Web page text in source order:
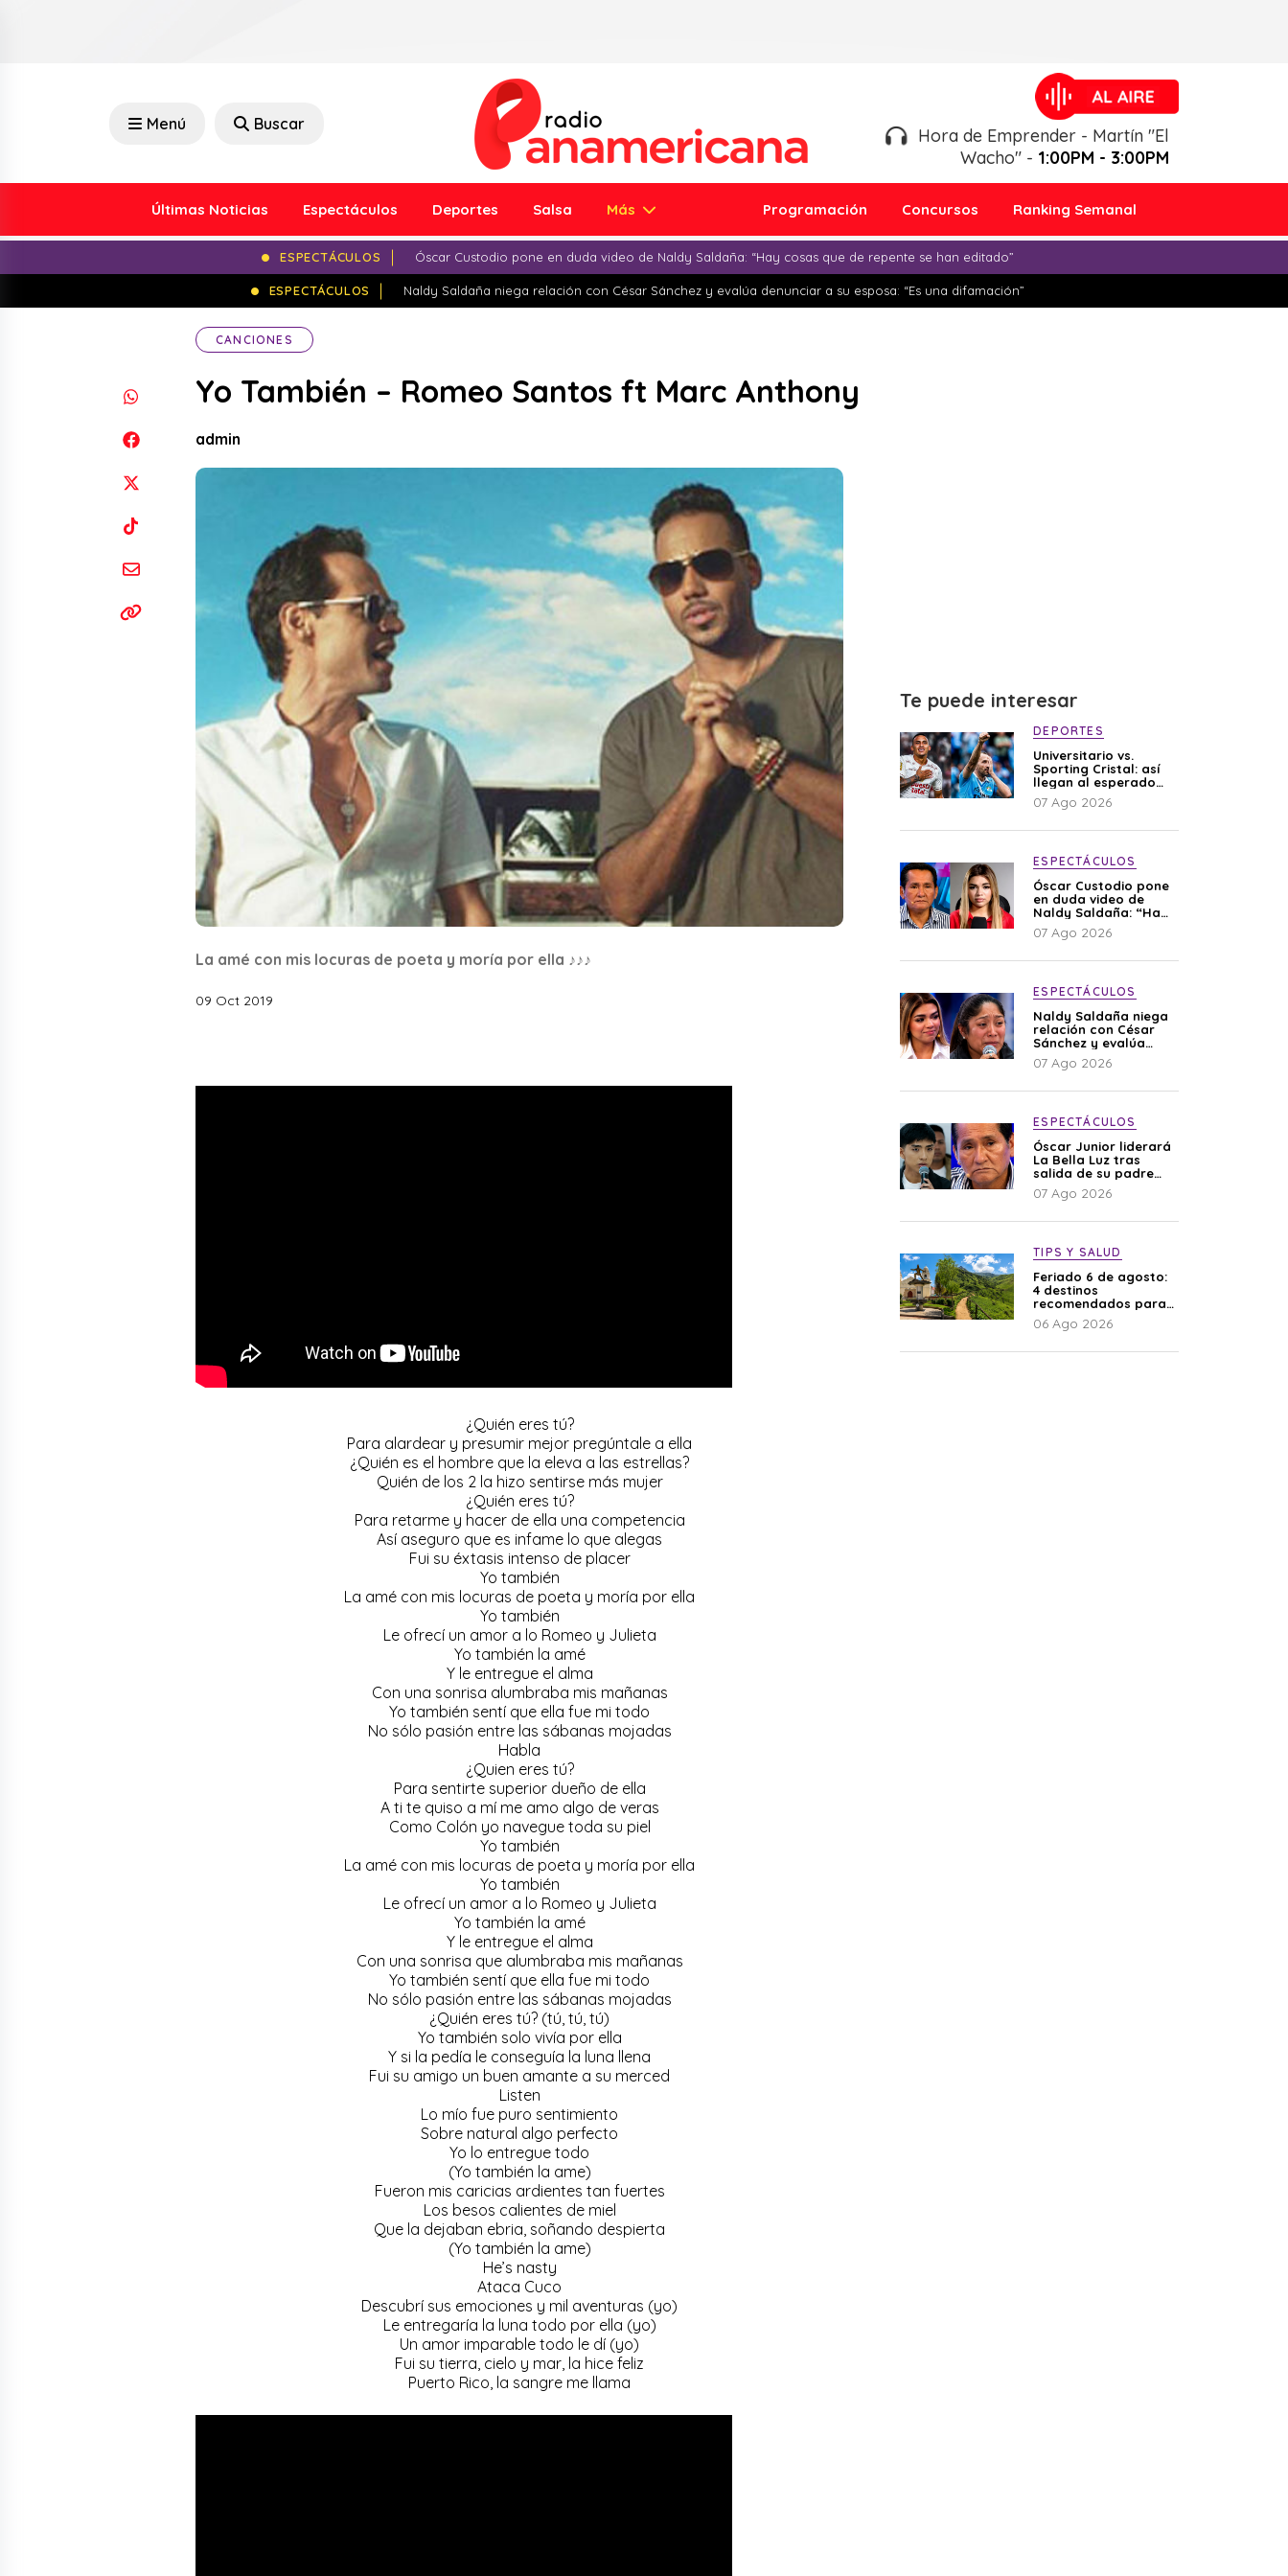
Menú Buscar
Hora de Emprender - Martín "El
Wacho" - 1:00PM - 3:00PM
Últimas Noticias Espectáculos Deportes Salsa Más Programación Concursos Ranking Semanal
ESPECTÁCULOS Óscar Custodio pone en duda video de Naldy Saldaña: “Hay cosas que de repente se han editado”
ESPECTÁCULOS Naldy Saldaña niega relación con César Sánchez y evalúa denunciar a su esposa: “Es una difamación”
CANCIONES
Yo También – Romeo Santos ft Marc Anthony
admin
La amé con mis locuras de poeta y moría por ella ♪♪♪
09 Oct 2019
¿Quién eres tú?
Para alardear y presumir mejor pregúntale a ella
¿Quién es el hombre que la eleva a las estrellas?
Quién de los 2 la hizo sentirse más mujer
¿Quién eres tú?
Para retarme y hacer de ella una competencia
Así aseguro que es infame lo que alegas
Fui su éxtasis intenso de placer
Yo también
La amé con mis locuras de poeta y moría por ella
Yo también
Le ofrecí un amor a lo Romeo y Julieta
Yo también la amé
Y le entregue el alma
Con una sonrisa alumbraba mis mañanas
Yo también sentí que ella fue mi todo
No sólo pasión entre las sábanas mojadas
Habla
¿Quien eres tú?
Para sentirte superior dueño de ella
A ti te quiso a mí me amo algo de veras
Como Colón yo navegue toda su piel
Yo también
La amé con mis locuras de poeta y moría por ella
Yo también
Le ofrecí un amor a lo Romeo y Julieta
Yo también la amé
Y le entregue el alma
Con una sonrisa que alumbraba mis mañanas
Yo también sentí que ella fue mi todo
No sólo pasión entre las sábanas mojadas
¿Quién eres tú? (tú, tú, tú)
Yo también solo vivía por ella
Y si la pedía le conseguía la luna llena
Fui su amigo un buen amante a su merced
Listen
Lo mío fue puro sentimiento
Sobre natural algo perfecto
Yo lo entregue todo
(Yo también la ame)
Fueron mis caricias ardientes tan fuertes
Los besos calientes de miel
Que la dejaban ebria, soñando despierta
(Yo también la ame)
He’s nasty
Ataca Cuco
Descubrí sus emociones y mil aventuras (yo)
Le entregaría la luna todo por ella (yo)
Un amor imparable todo le dí (yo)
Fui su tierra, cielo y mar, la hice feliz
Puerto Rico, la sangre me llama
Te puede interesar
DEPORTES
Universitario vs.
Sporting Cristal: así
llegan al esperado
duelo
07 Ago 2026
ESPECTÁCULOS
Óscar Custodio pone
en duda video de
Naldy Saldaña: “Hay
cosas que de repente
se han editado”
07 Ago 2026
ESPECTÁCULOS
Naldy Saldaña niega
relación con César
Sánchez y evalúa
denunciar a su
esposa: “Es una
07 Ago 2026
ESPECTÁCULOS
Óscar Junior liderará
La Bella Luz tras
salida de su padre
por polémica con
Naldy Saldaña
07 Ago 2026
TIPS Y SALUD
Feriado 6 de agosto:
4 destinos
recomendados para
disfrutar el descanso
06 Ago 2026